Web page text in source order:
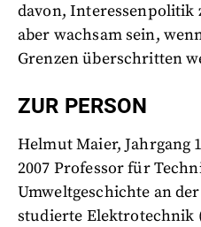
davon, Interessenpolitik
aber wachsam sein,
Grenzen überschritten
ZUR PERSON
Helmut Maier, Jahrgang
2007 Professor für
Umweltgeschichte an
studierte Elektrotechnik